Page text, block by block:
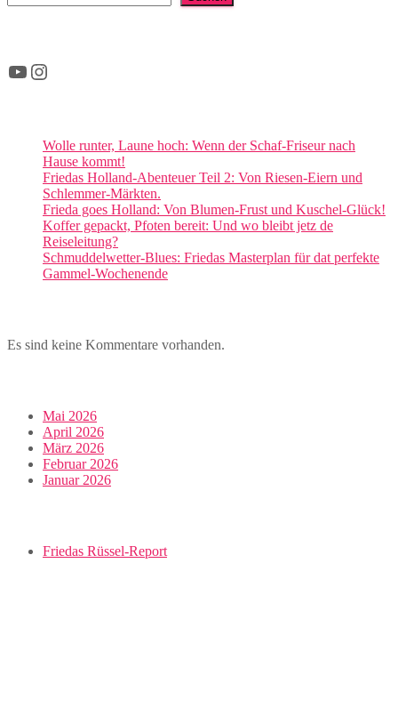
YouTube
Instagram
Wolle runter, Laune hoch: Wenn der Schaf-Friseur nach
Hause kommt!
Friedas Holland-Abenteuer Teil 2: Von Riesen-Eiern und
Schlemmer-Märkten.
Frieda goes Holland: Von Blumen-Frust und Kuschel-Glück!
Koffer gepackt, Pfoten bereit: Und wo bleibt jetz de
Reiseleitung?
Schmuddelwetter-Blues: Friedas Masterplan für dat perfekte
Gammel-Wochenende
Es sind keine Kommentare vorhanden.
Mai 2026
April 2026
März 2026
Februar 2026
Januar 2026
Friedas Rüssel-Report